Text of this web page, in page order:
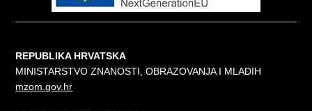
REPUBLIKA HRVATSKA
MINISTARSTVO ZNANOSTI, OBRAZOVANJA I MLADIH
mzom.gov.hr